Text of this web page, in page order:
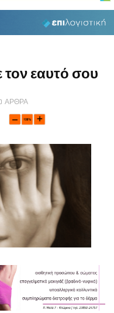
τον εαυτό σου
ΑΡΘΡΑ